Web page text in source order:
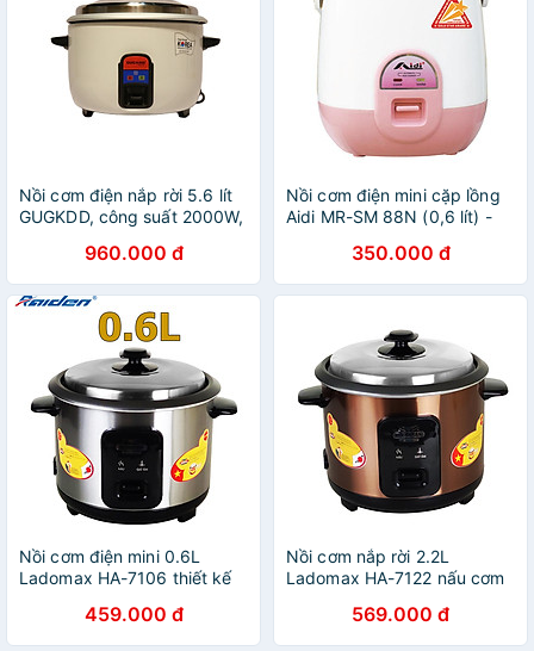
Nồi cơm điện nắp rời 5.6 lít
GUGKDD, công suất 2000W,
960.000 đ
Nồi cơm điện mini cặp lồng
Aidi MR-SM 88N (0,6 lít) -
Chính Hãng350.000 đ
Nồi cơm điện mini 0.6L
Ladomax HA-7106 thiết kế
cơm cho 1 - 2 người ăn -
Hàng chính hãng
459.000 đ
Nồi cơm nắp rời 2.2L
Ladomax HA-7122 nấu cơm
- Hàng chính hãng
569.000 đ